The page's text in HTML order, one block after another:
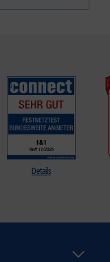
Details